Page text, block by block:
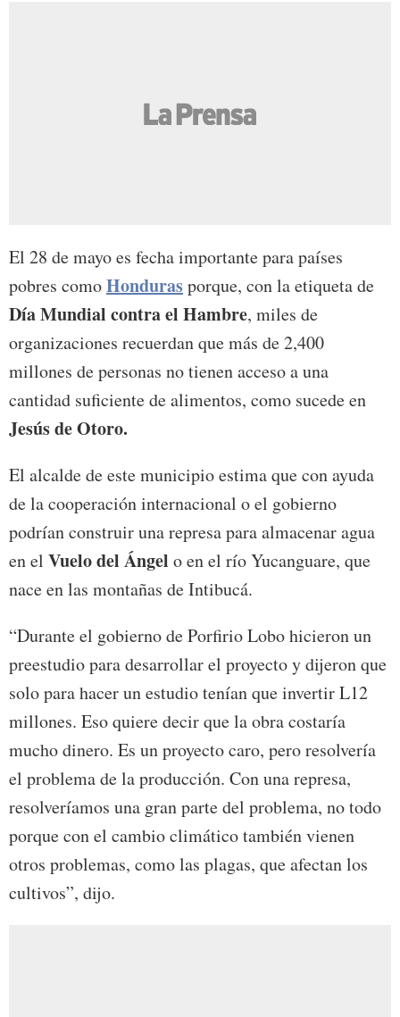
El 28 de mayo es fecha importante para países
pobres comoHondurasporque, con la etiqueta de
Día Mundial contra el Hambre, miles de
organizaciones recuerdan que más de 2,400
millones de personas no tienen acceso a una
cantidad suficiente de alimentos, como sucede en
Jesús de Otoro.
El alcalde de este municipio estima que con ayuda
de la cooperación internacional o el gobierno
podrían construir una represa para almacenar agua
en el Vuelo del Ángel o en el río Yucanguare, que
nace en las montañas de Intibucá.
“Durante el gobierno de Porfirio Lobo hicieron un
preestudio para desarrollar el proyecto y dijeron que
solo para hacer un estudio tenían que invertir L12
millones. Eso quiere decir que la obra costaría
mucho dinero. Es un proyecto caro, pero resolvería
el problema de la producción. Con una represa,
resolveríamos una gran parte del problema, no todo
porque con el cambio climático también vienen
otros problemas, como las plagas, que afectan los
cultivos”, dijo.